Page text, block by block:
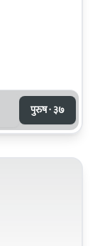
पुरुष · ३७